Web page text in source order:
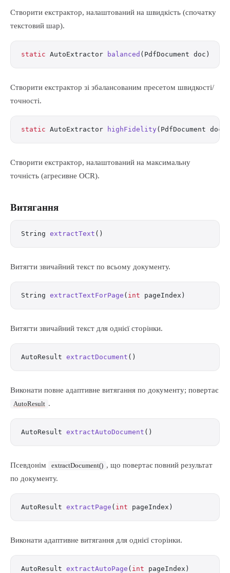
Створити екстрактор, налаштований на швидкість (спочатку
текстовий шар).
static AutoExtractor balanced (PdfDocument doc)
Створити екстрактор зі збалансованим пресетом швидкості/
точності.
static AutoExtractor highFidelity (PdfDocument doc)
Створити екстрактор, налаштований на максимальну
точність (агресивне OCR).
Витягання
String extractText ()
Витягти звичайний текст по всьому документу.
String extractTextForPage ( int pageIndex)
Витягти звичайний текст для однієї сторінки.
AutoResult extractDocument ()
Виконати повне адаптивне витягання по документу; повертає
AutoResult .
AutoResult extractAutoDocument ()
Псевдонім extractDocument() , що повертає повний результат
по документу.
AutoResult extractPage ( int pageIndex)
Виконати адаптивне витягання для однієї сторінки.
AutoResult extractAutoPage ( int pageIndex)